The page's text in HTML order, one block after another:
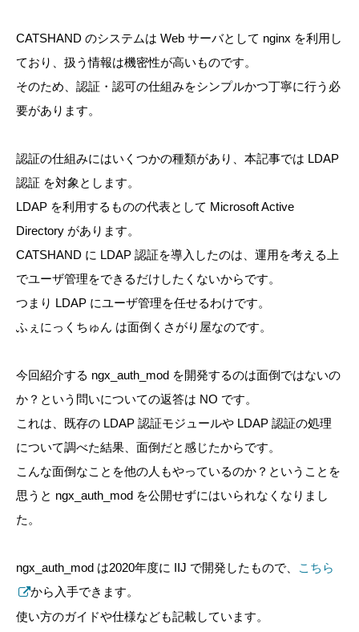
CATSHAND のシステムは Web サーバとして nginx を利用し
ており、扱う情報は機密性が高いものです。
そのため、認証・認可の仕組みをシンプルかつ丁寧に行う必
要があります。
認証の仕組みにはいくつかの種類があり、本記事では LDAP
認証 を対象とします。
LDAP を利用するものの代表として Microsoft Active
Directory があります。
CATSHAND に LDAP 認証を導入したのは、運用を考える上
でユーザ管理をできるだけしたくないからです。
つまり LDAP にユーザ管理を任せるわけです。
ふぇにっくちゅん は面倒くさがり屋なのです。
今回紹介する ngx_auth_mod を開発するのは面倒ではないの
か？という問いについての返答は NO です。
これは、既存の LDAP 認証モジュールや LDAP 認証の処理
について調べた結果、面倒だと感じたからです。
こんな面倒なことを他の人もやっているのか？ということを
思うと ngx_auth_mod を公開せずにはいられなくなりまし
た。
ngx_auth_mod は2020年度に IIJ で開発したもので、
こちら
から入手できます。
使い方のガイドや仕様なども記載しています。